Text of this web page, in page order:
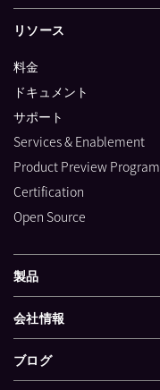
製品
リソース
料金
ドキュメント
サポート
Services & Enablement
Product Preview Program
Certification
Open Source
会社情報
ブログ